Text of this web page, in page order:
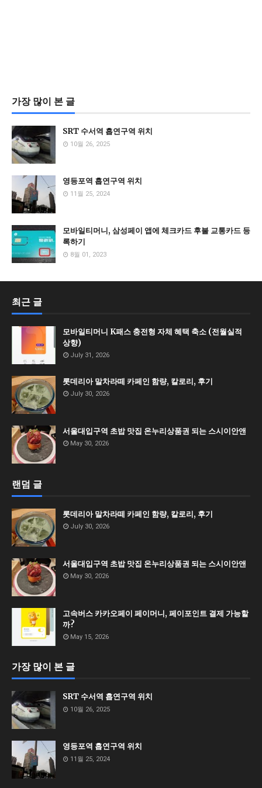
가장 많이 본 글
SRT 수서역 흡연구역 위치
10월 26, 2025
영등포역 흡연구역 위치
11월 25, 2024
모바일티머니, 삼성페이 앱에 체크카드 후불 교통카드 등
록하기
8월 01, 2023
최근 글
모바일티머니 K패스 충전형 자체 혜택 축소 (전월실적
상향)
July 31, 2026
롯데리아 말차라떼 카페인 함량, 칼로리, 후기
July 30, 2026
서울대입구역 초밥 맛집 온누리상품권 되는 스시이안앤
May 30, 2026
랜덤 글
롯데리아 말차라떼 카페인 함량, 칼로리, 후기
July 30, 2026
서울대입구역 초밥 맛집 온누리상품권 되는 스시이안앤
May 30, 2026
고속버스 카카오페이 페이머니, 페이포인트 결제 가능할
까?
May 15, 2026
가장 많이 본 글
SRT 수서역 흡연구역 위치
10월 26, 2025
영등포역 흡연구역 위치
11월 25, 2024